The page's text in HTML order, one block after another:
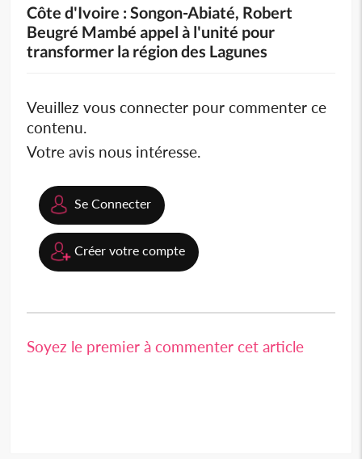
Côte d'Ivoire : Songon-Abiaté, Robert
Beugré Mambé appel à l'unité pour
transformer la région des Lagunes
Veuillez vous connecter pour commenter ce
contenu.
Votre avis nous intéresse.
Se Connecter
Créer votre compte
Soyez le premier à commenter cet article